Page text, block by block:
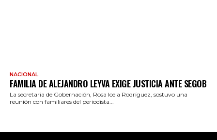
NACIONAL
FAMILIA DE ALEJANDRO LEYVA EXIGE JUSTICIA ANTE SEGOB
La secretaria de Gobernación, Rosa Icela Rodríguez, sostuvo una
reunión con familiares del periodista...